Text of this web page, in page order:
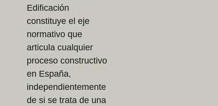
Edificación
constituye el eje
normativo que
articula cualquier
proceso constructivo
en España,
independientemente
de si se trata de una